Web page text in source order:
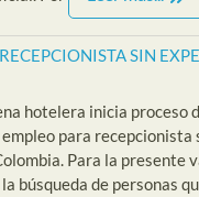
SIN
hotelera inicia proceso
para recepcionista
Para la presente
búsqueda de personas